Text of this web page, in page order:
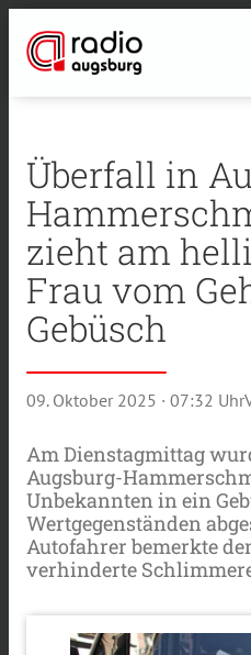
Überfall in
zieht am
Frau vom
Gebüsch
09. Oktober 2025 · 07:32 Uhr
Am Dienstagmittag
Augsburg-
Unbekannten in ein
Wertgegenständen
Autofahrer bemerkte
verhinderte